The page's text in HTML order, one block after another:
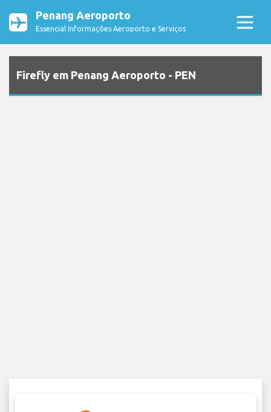
Penang Aeroporto
Essencial Informações Aeroporto e Serviços
Firefly em Penang Aeroporto - PEN